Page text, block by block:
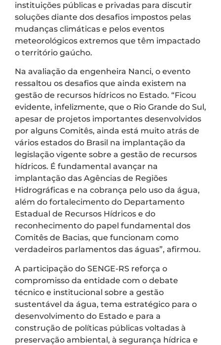
instituições públicas e privadas para discutir
soluções diante dos desafios impostos pelas
mudanças climáticas e pelos eventos
meteorológicos extremos que têm impactado
o território gaúcho.
Na avaliação da engenheira Nanci, o evento
ressaltou os desafios que ainda existem na
gestão de recursos hídricos no Estado. “Ficou
evidente, infelizmente, que o Rio Grande do Sul,
apesar de projetos importantes desenvolvidos
por alguns Comitês, ainda está muito atrás de
vários estados do Brasil na implantação da
legislação vigente sobre a gestão de recursos
hídricos. É fundamental avançar na
implantação das Agências de Regiões
Hidrográficas e na cobrança pelo uso da água,
além do fortalecimento do Departamento
Estadual de Recursos Hídricos e do
reconhecimento do papel fundamental dos
Comitês de Bacias, que funcionam como
verdadeiros parlamentos das águas”, afirmou.
A participação do SENGE-RS reforça o
compromisso da entidade com o debate
técnico e institucional sobre a gestão
sustentável da água, tema estratégico para o
desenvolvimento do Estado e para a
construção de políticas públicas voltadas à
preservação ambiental, à segurança hídrica e